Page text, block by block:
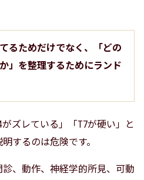
るためだけでなく、「どの
」を整理するためにランド
ズレている」「T7が硬い」と
するのは危険です。
、動作、神経学的所見、可動